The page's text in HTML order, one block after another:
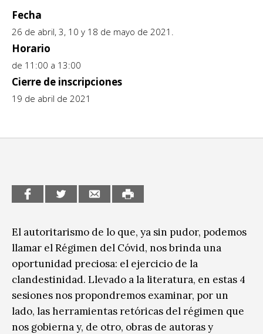
CCE en el interior/libros
Espacio itinerante de lectura infantil
Exposiciones
Formación
Género y Diversidad
Infantil y Juvenil
Sin categoría
Fecha
26 de abril, 3, 10 y 18 de mayo de 2021.
Horario
de 11:00 a 13:00
Cierre de inscripciones
19 de abril de 2021
El autoritarismo de lo que, ya sin pudor, podemos
llamar el Régimen del Cóvid, nos brinda una
oportunidad preciosa: el ejercicio de la
clandestinidad. Llevado a la literatura, en estas 4
sesiones nos propondremos examinar, por un
lado, las herramientas retóricas del régimen que
nos gobierna y, de otro, obras de autoras y